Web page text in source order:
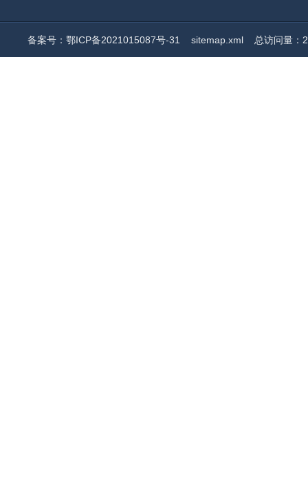
备案号：鄂ICP备2021015087号-31 sitemap.xml 总访问量：